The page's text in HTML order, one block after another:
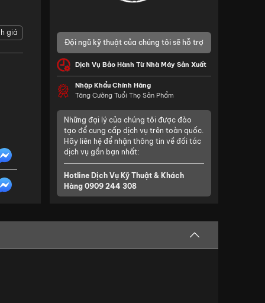
giá
Đội ngũ kỹ thuật của chúng tôi sẽ hỗ trợ
Dịch Vụ Bảo Hành Từ Nhà Máy Sản Xuất
Nhập Khẩu Chính Hãng
Tăng Cường Tuổi Thọ Sản Phẩm
Những đại lý của chúng tôi được đào
tạo để cung cấp dịch vụ trên toàn quốc.
Hãy liên hệ để nhận thông tin về đối tác
dịch vụ gần bạn nhất:
Hotline Dịch Vụ Kỹ Thuật & Khách
Hàng 0909 244 308